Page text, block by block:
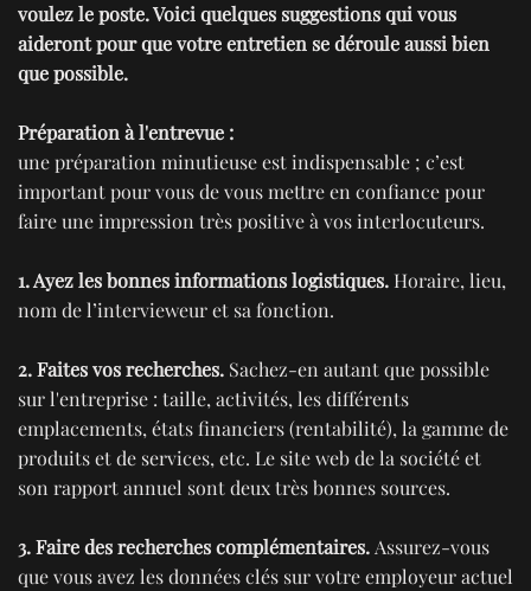
voulez le poste. Voici quelques suggestions qui vous
aideront pour que votre entretien se déroule aussi bien
que possible.
Préparation à l'entrevue :
une préparation minutieuse est indispensable ; c’est
important pour vous de vous mettre en confiance pour
faire une impression très positive à vos interlocuteurs.
1. Ayez les bonnes informations logistiques. Horaire, lieu,
nom de l’intervieweur et sa fonction.
2. Faites vos recherches. Sachez-en autant que possible
sur l'entreprise : taille, activités, les différents
emplacements, états financiers (rentabilité), la gamme de
produits et de services, etc. Le site web de la société et
son rapport annuel sont deux très bonnes sources.
3. Faire des recherches complémentaires.Assurez-vous
que vous avez les données clés sur votre employeur actuel